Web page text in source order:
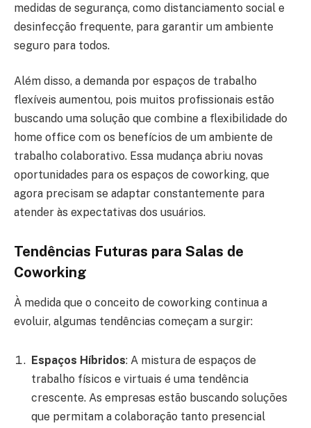
medidas de segurança, como distanciamento social e
desinfecção frequente, para garantir um ambiente
seguro para todos.
Além disso, a demanda por espaços de trabalho
flexíveis aumentou, pois muitos profissionais estão
buscando uma solução que combine a flexibilidade do
home office com os benefícios de um ambiente de
trabalho colaborativo. Essa mudança abriu novas
oportunidades para os espaços de coworking, que
agora precisam se adaptar constantemente para
atender às expectativas dos usuários.
Tendências Futuras para Salas de
Coworking
À medida que o conceito de coworking continua a
evoluir, algumas tendências começam a surgir:
Espaços Híbridos: A mistura de espaços de
trabalho físicos e virtuais é uma tendência
crescente. As empresas estão buscando soluções
que permitam a colaboração tanto presencial